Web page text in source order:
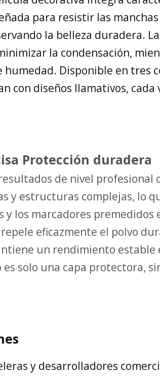
para resistir las
la belleza duradera.
la condensación,
Disponible en tres
con diseños llamativos,
Protección duradera
de nivel
y estructuras complejas, lo
los marcadores premedidos
eficazmente el polvo
un rendimiento estable
solo una capa protectora,
y desarrolladores